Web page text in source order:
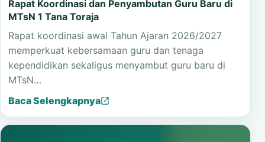
Rapat Koordinasi dan Penyambutan Guru Baru di
MTsN 1 Tana Toraja
Rapat koordinasi awal Tahun Ajaran 2026/2027
memperkuat kebersamaan guru dan tenaga
kependidikan sekaligus menyambut guru baru di
MTsN…
Baca Selengkapnya